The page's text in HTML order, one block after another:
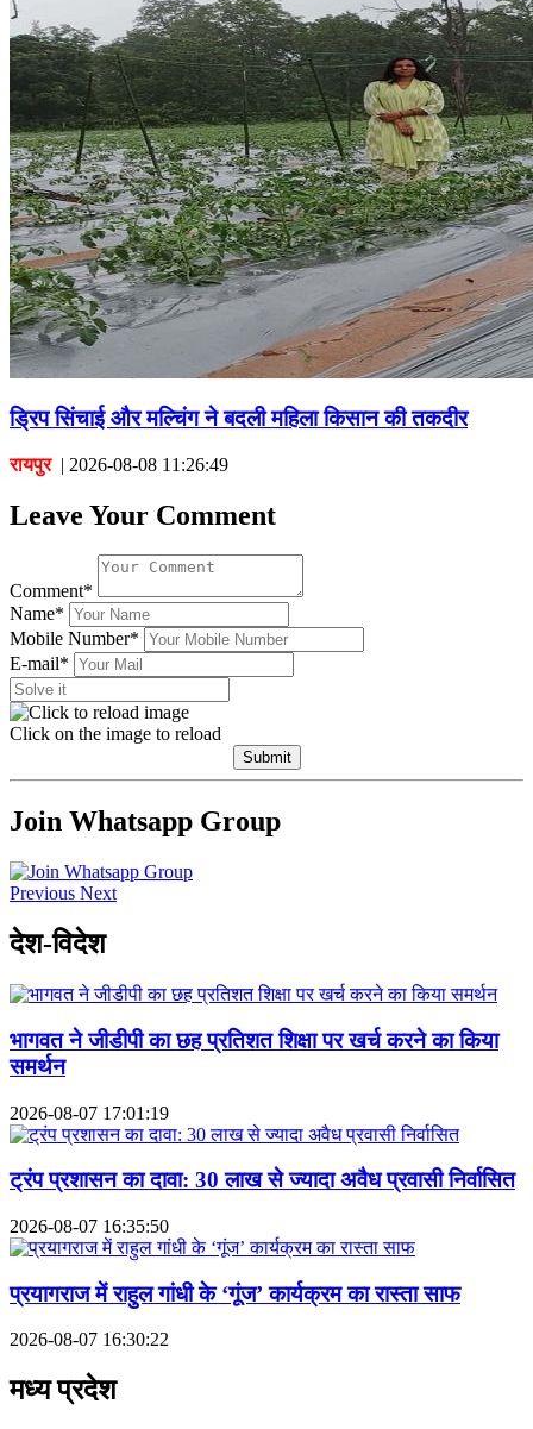
ड्रिप सिंचाई और मल्चिंग ने बदली महिला किसान की तकदीर
रायपुर| 2026-08-08 11:26:49
Leave Your Comment
Comment*
Name*
Mobile Number*
E-mail*
Click on the image to reload
Submit
Join Whatsapp Group
Previous Next
देश-विदेश
भागवत ने जीडीपी का छह प्रतिशत शिक्षा पर खर्च करने का किया
समर्थन
2026-08-07 17:01:19
ट्रंप प्रशासन का दावा: 30 लाख से ज्यादा अवैध प्रवासी निर्वासित
2026-08-07 16:35:50
प्रयागराज में राहुल गांधी के ‘गूंज’ कार्यक्रम का रास्ता साफ
2026-08-07 16:30:22
मध्य प्रदेश